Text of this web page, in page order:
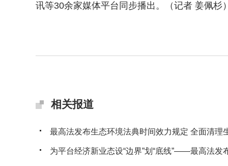
讯等30余家媒体平台同步播出。（记者 姜佩杉
相关报道
最高法发布生态环境法典时间效力规定 全面清理
为平台经济新业态设“边界”划“底线”——最高法发